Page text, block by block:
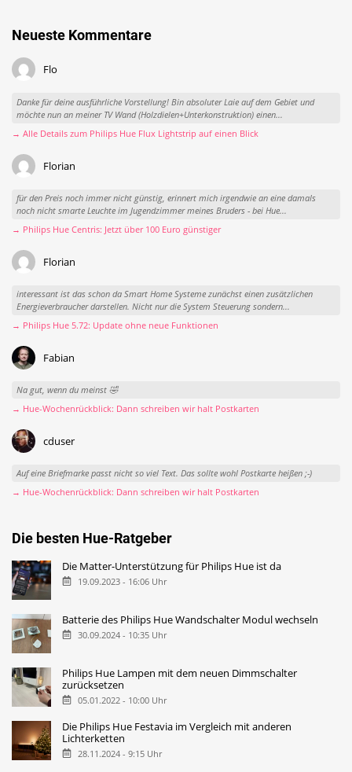
Neueste Kommentare
Flo
Danke für deine ausführliche Vorstellung! Bin absoluter Laie auf dem Gebiet und
möchte nun an meiner TV Wand (Holzdielen+Unterkonstruktion) einen...
→ Alle Details zum Philips Hue Flux Lightstrip auf einen Blick
Florian
für den Preis noch immer nicht günstig, erinnert mich irgendwie an eine damals
noch nicht smarte Leuchte im Jugendzimmer meines Bruders - bei Hue...
→ Philips Hue Centris: Jetzt über 100 Euro günstiger
Florian
interessant ist das schon da Smart Home Systeme zunächst einen zusätzlichen
Energieverbraucher darstellen. Nicht nur die System Steuerung sondern...
→ Philips Hue 5.72: Update ohne neue Funktionen
Fabian
Na gut, wenn du meinst 🤣
→ Hue-Wochenrückblick: Dann schreiben wir halt Postkarten
cduser
Auf eine Briefmarke passt nicht so viel Text. Das sollte wohl Postkarte heißen ;-)
→ Hue-Wochenrückblick: Dann schreiben wir halt Postkarten
Die besten Hue-Ratgeber
Die Matter-Unterstützung für Philips Hue ist da
19.09.2023 - 16:06 Uhr
Batterie des Philips Hue Wandschalter Modul wechseln
30.09.2024 - 10:35 Uhr
Philips Hue Lampen mit dem neuen Dimmschalter
zurücksetzen
05.01.2022 - 10:00 Uhr
Die Philips Hue Festavia im Vergleich mit anderen
Lichterketten
28.11.2024 - 9:15 Uhr